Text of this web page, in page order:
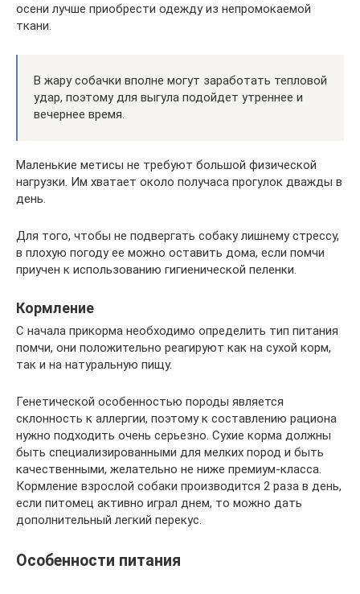
осени лучше приобрести одежду из непромокаемой
ткани.
В жару собачки вполне могут заработать тепловой
удар, поэтому для выгула подойдет утреннее и
вечернее время.
Маленькие метисы не требуют большой физической
нагрузки. Им хватает около получаса прогулок дважды в
день.
Для того, чтобы не подвергать собаку лишнему стрессу,
в плохую погоду ее можно оставить дома, если помчи
приучен к использованию гигиенической пеленки.
Кормление
С начала прикорма необходимо определить тип питания
помчи, они положительно реагируют как на сухой корм,
так и на натуральную пищу.
Генетической особенностью породы является
склонность к аллергии, поэтому к составлению рациона
нужно подходить очень серьезно. Сухие корма должны
быть специализированными для мелких пород и быть
качественными, желательно не ниже премиум-класса.
Кормление взрослой собаки производится 2 раза в день,
если питомец активно играл днем, то можно дать
дополнительный легкий перекус.
Особенности питания